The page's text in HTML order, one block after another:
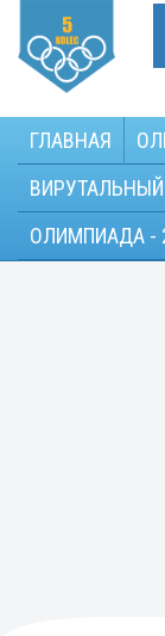
ГЛАВНАЯ
ОЛИМПИАДА -